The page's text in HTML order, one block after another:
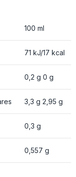
100 ml
71 kJ/17 kcal
0,2 g 0 g
3,3 g 2,95 g
0,3 g
0,557 g